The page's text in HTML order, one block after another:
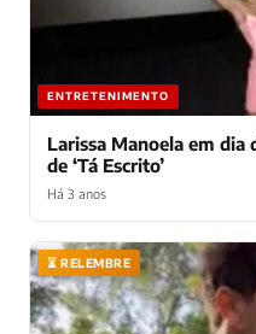
ENTRETENIMENTO
Larissa Manoela em dia
de ‘Tá Escrito’
Há 3 anos
⏳ RELEMBRE